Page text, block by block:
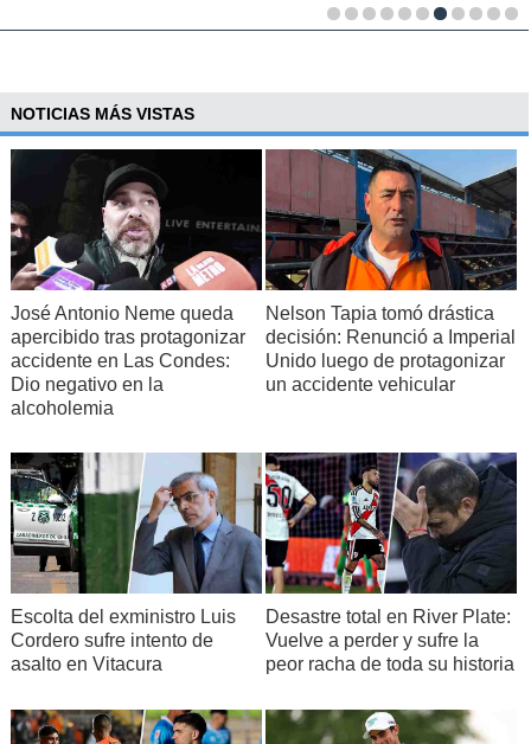
NOTICIAS MÁS VISTAS
José Antonio Neme queda
apercibido tras protagonizar
accidente en Las Condes:
Dio negativo en la
alcoholemia
Nelson Tapia tomó drástica
decisión: Renunció a Imperial
Unido luego de protagonizar
un accidente vehicular
Escolta del exministro Luis
Cordero sufre intento de
asalto en Vitacura
Desastre total en River Plate:
Vuelve a perder y sufre la
peor racha de toda su historia